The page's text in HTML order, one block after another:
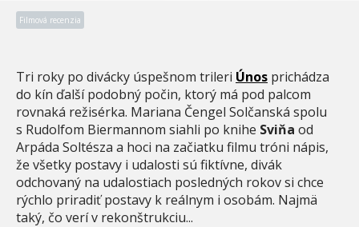
Filmová recenzia
Tri roky po divácky úspešnom trileri Únos prichádza
do kín ďalší podobný počin, ktorý má pod palcom
rovnaká režisérka. Mariana Čengel Solčanská spolu
s Rudolfom Biermannom siahli po knihe Sviňa od
Arpáda Soltésza a hoci na začiatku filmu tróni nápis,
že všetky postavy i udalosti sú fiktívne, divák
odchovaný na udalostiach posledných rokov si chce
rýchlo priradiť postavy k reálnym i osobám. Najmä
taký, čo verí v rekonštrukciu...